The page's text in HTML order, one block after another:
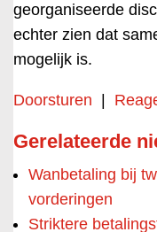
georganiseerde
echter zien dat
mogelijk is.
Doorsturen
Gerelateerde
Wanbetaling bij
vorderingen
Striktere